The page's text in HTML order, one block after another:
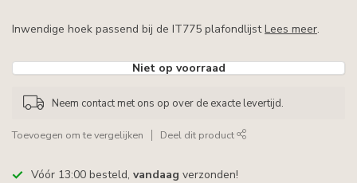
Inwendige hoek passend bij de IT775 plafondlijstLees meer.
Niet op voorraad
Neem contact met ons op over de exacte levertijd.
Toevoegen om te vergelijken Deel dit product
Vóór 13:00 besteld, vandaag verzonden!